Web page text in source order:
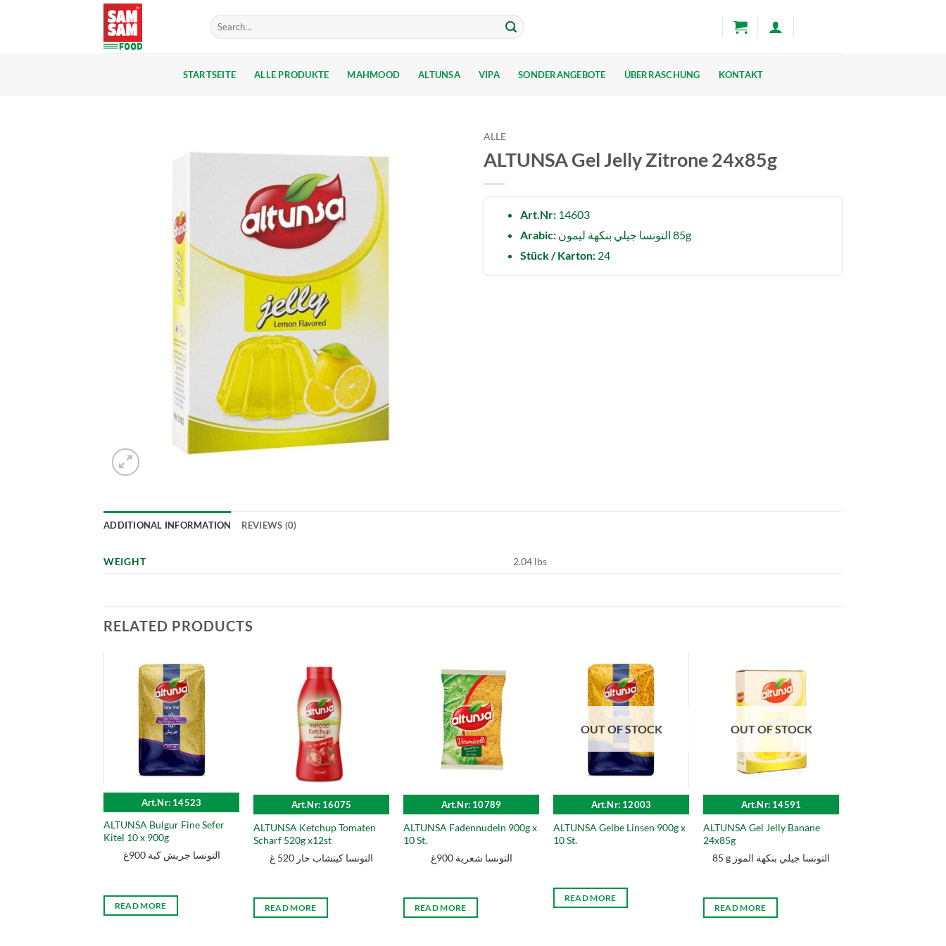
Search
for:
STARTSEITE ALLE PRODUKTE MAHMOOD ALTUNSA VIPA SONDERANGEBOTE ÜBERRASCHUNG KONTAKT
ALLE
ALTUNSA Gel Jelly Zitrone 24x85g
Art.Nr:14603
Arabic:
85g التونسا جيلي بنكهة ليمون
Stück / Karton:24
ADDITIONAL INFORMATION REVIEWS (0)
WEIGHT 2.04 lbs
RELATED PRODUCTS
Art.Nr: 14523
ALTUNSA Bulgur Fine Sefer
Kitel 10 x 900g
التونسا جريش كبة 900غ
READ MORE
Art.Nr: 16075
ALTUNSA Ketchup Tomaten
Scharf 520g x12st
التونسا كيتشاب حار 520 غ
READ MORE
Art.Nr: 10789
ALTUNSA Fadennudeln 900g x
10 St.
التونسا شعرية 900غ
READ MORE
OUT OF STOCK
Art.Nr: 12003
ALTUNSA Gelbe Linsen 900g x
10 St.
READ MORE
OUT OF STOCK
Art.Nr: 14591
ALTUNSA Gel Jelly Banane
24x85g
85 g التونسا جيلي بنكهة الموز
READ MORE